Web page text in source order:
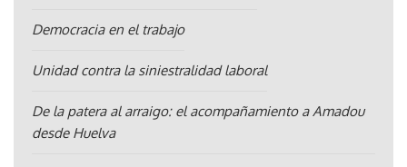
Democracia en el trabajo
Unidad contra la siniestralidad laboral
De la patera al arraigo: el acompañamiento a Amadou
desde Huelva